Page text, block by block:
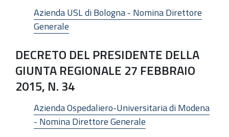
Azienda USL di Bologna - Nomina Direttore
Generale
DECRETO DEL PRESIDENTE DELLA
GIUNTA REGIONALE 27 FEBBRAIO
2015, N. 34
Azienda Ospedaliero-Universitaria di Modena
- Nomina Direttore Generale